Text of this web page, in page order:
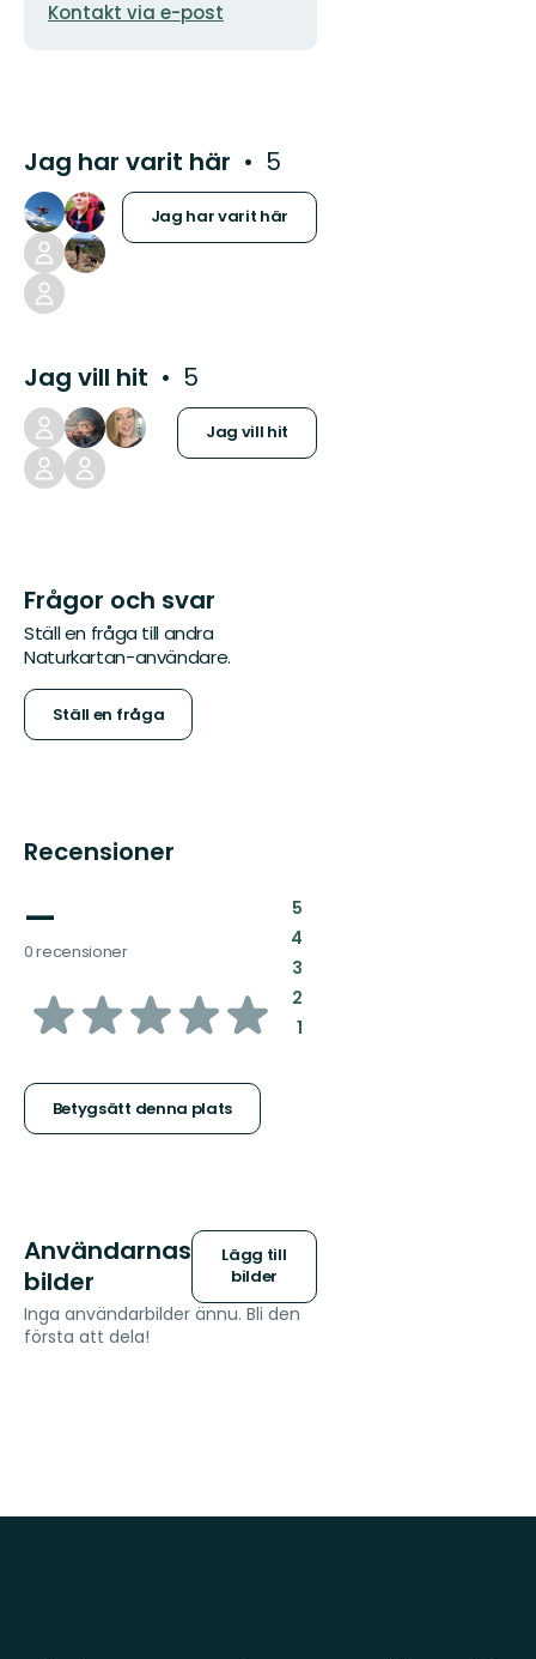
Kontakt via e-post
Jag har varit här 5
Jag har varit här
Jag vill hit 5
Jag vill hit
Frågor och svar
Ställ en fråga till andra
Naturkartan-användare.
Ställ en fråga
Recensioner
—
0 recensioner
av
stjärnor
Betygsätt denna plats
5:
4:
3:
2:
1:
Användarnas
bilder
Lägg till
bilder
Inga användarbilder ännu. Bli den
första att dela!